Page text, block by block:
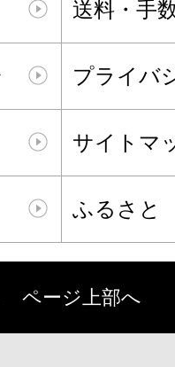
送料・手
プライバ
サイトマ
ふるさと
ページ上部へ